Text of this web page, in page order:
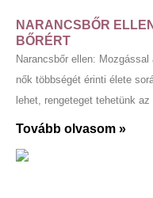
NARANCSBŐR
BŐRÉRT
Narancsbőr ellen:
nők többségét érinti élete
lehet, rengeteget tehetünk
Tovább olvasom »